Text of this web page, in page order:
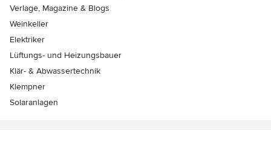
Verlage, Magazine & Blogs
Weinkeller
Elektriker
Lüftungs- und Heizungsbauer
Klär- & Abwassertechnik
Klempner
Solaranlagen